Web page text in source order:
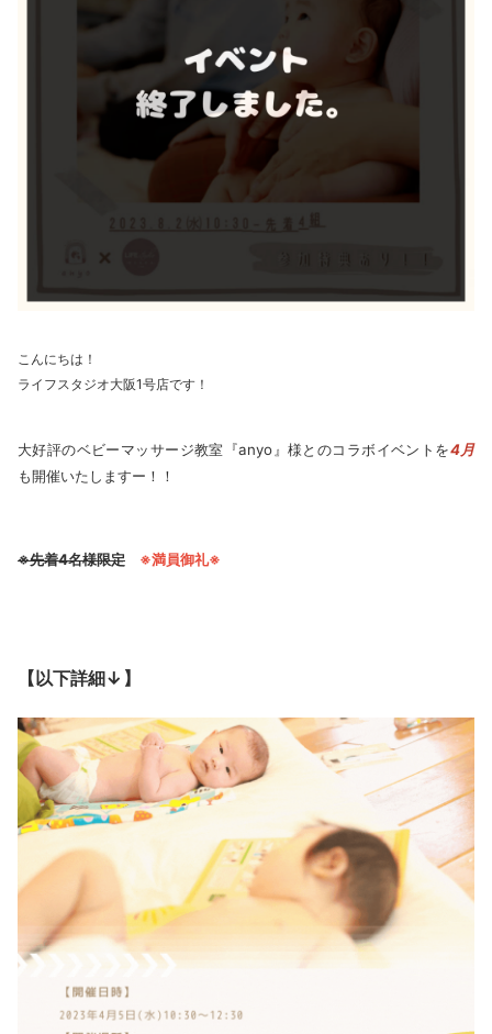
こんにちは！
ライフスタジオ大阪1号店です！
大好評のベビーマッサージ教室『anyo』様とのコラボイベントを4月
も開催いたしますー！！
※先着4名様限定 ※満員御礼※
【以下詳細↓】